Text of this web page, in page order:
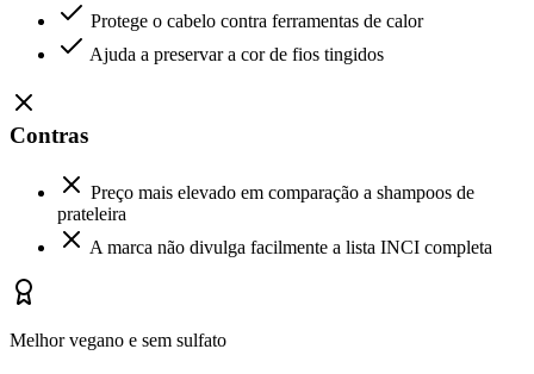
Protege o cabelo contra ferramentas de calor
Ajuda a preservar a cor de fios tingidos
Contras
Preço mais elevado em comparação a shampoos de
prateleira
A marca não divulga facilmente a lista INCI completa
Melhor vegano e sem sulfato